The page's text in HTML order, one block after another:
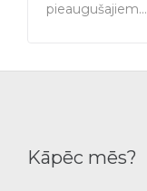
pieaugušajiem…
Kāpēc mēs?